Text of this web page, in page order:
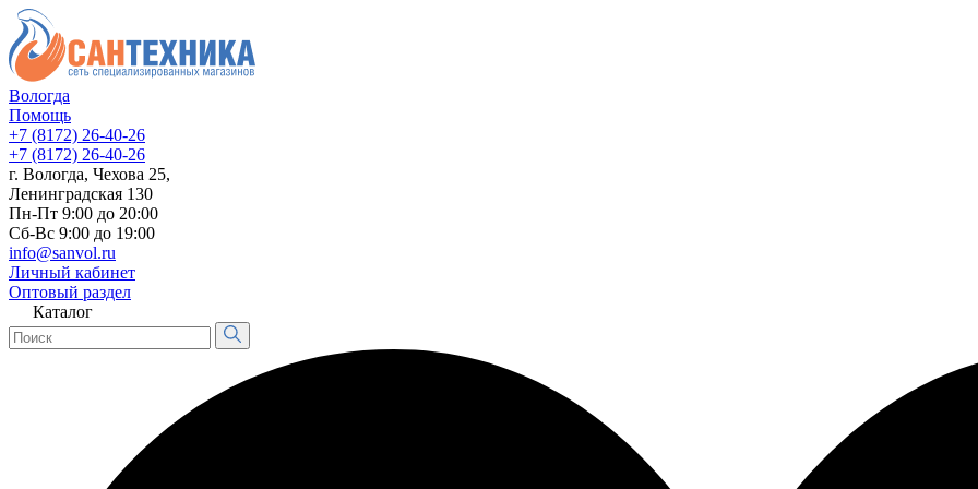
Вологда
Помощь
+7 (8172) 26-40-26
+7 (8172) 26-40-26
г. Вологда, Чехова 25,
Ленинградская 130
Пн-Пт 9:00 до 20:00
Сб-Вс 9:00 до 19:00
info@sanvol.ru
Личный кабинет
Оптовый раздел
Каталог